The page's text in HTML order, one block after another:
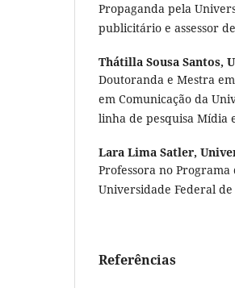
Propaganda pela
publicitário e assessor
Thátilla Sousa Santos,
Doutoranda e Mestra
em Comunicação da
linha de pesquisa Mídia
Lara Lima Satler,
Professora no Programa
Universidade Federal de
Referências